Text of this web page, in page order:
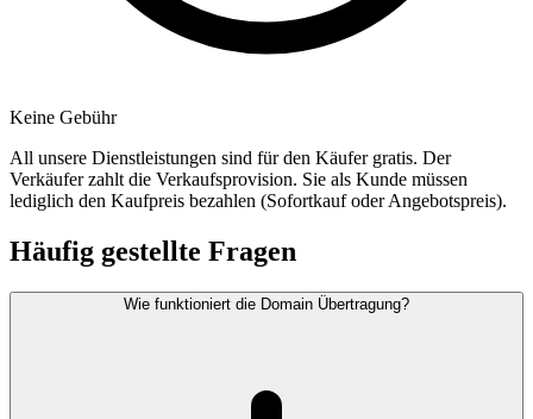
Keine Gebühr
All unsere Dienstleistungen sind für den Käufer gratis. Der
Verkäufer zahlt die Verkaufsprovision. Sie als Kunde müssen
lediglich den Kaufpreis bezahlen (Sofortkauf oder Angebotspreis).
Häufig gestellte Fragen
Wie funktioniert die Domain Übertragung?